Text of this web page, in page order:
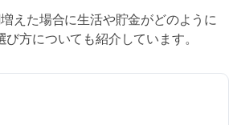
えた場合に生活や貯金がどのように
方についても紹介しています。